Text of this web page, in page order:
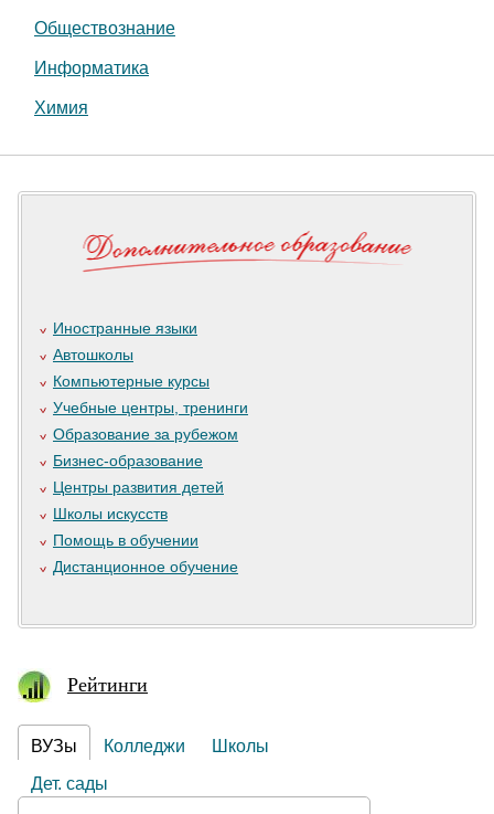
Обществознание
Информатика
Химия
Иностранные языки
Автошколы
Компьютерные курсы
Учебные центры, тренинги
Образование за рубежом
Бизнес-образование
Центры развития детей
Школы искусств
Помощь в обучении
Дистанционное обучение
Рейтинги
ВУЗы Колледжи
Школы
Дет. сады